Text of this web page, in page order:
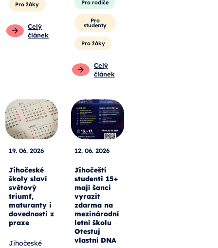
Pro žáky
Celý
článek
Pro rodiče
Pro
studenty
Pro žáky
Celý
článek
19. 06. 2026
Jihočeské
školy slaví
světový
triumf,
maturanty i
dovednosti z
praxe
Jihočeské
12. 06. 2026
Jihočeští
studenti 15+
mají šanci
vyrazit
zdarma na
mezinárodní
letní školu
Otestuj
vlastní DNA